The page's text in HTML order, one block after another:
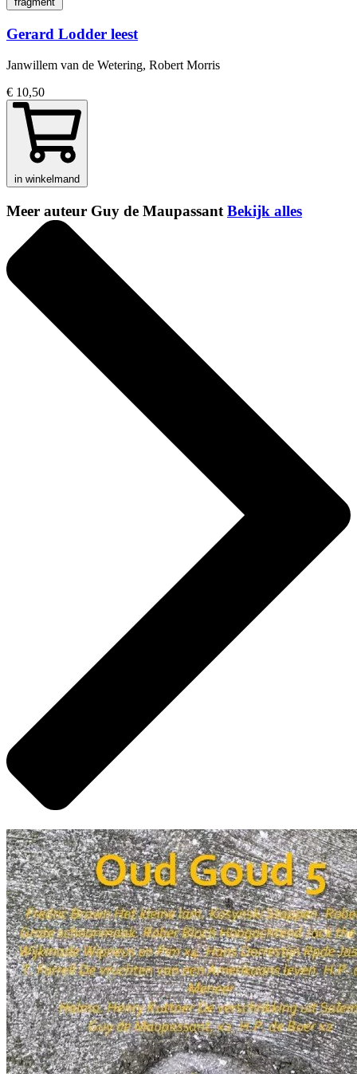
Gerard Lodder leest
Janwillem van de Wetering, Robert Morris
€ 10,50
in winkelmand
Meer auteur Guy de Maupassant Bekijk alles